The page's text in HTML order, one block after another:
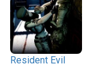
Resident Evil